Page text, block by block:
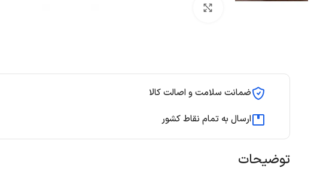
ضمانت سلامت و اصالت کالا
ارسال به تمام نقاط کشور
توضیحات